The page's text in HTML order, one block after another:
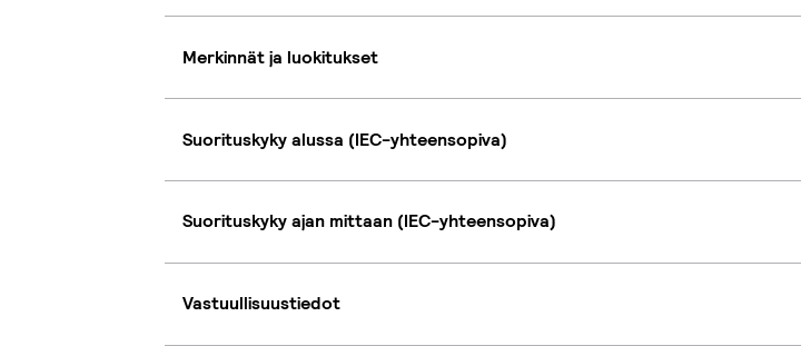
Merkinnät ja luokitukset
Suorituskyky alussa (IEC-yhteensopiva)
Suorituskyky ajan mittaan (IEC-yhteensopiva)
Vastuullisuustiedot